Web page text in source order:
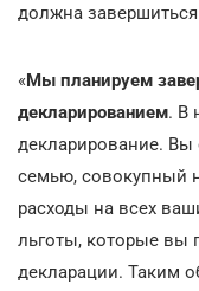
должна
«Мы планируем
декларированием. В
декларирование.
семью, совокупный
расходы на всех
льготы, которые вы
декларации. Таким